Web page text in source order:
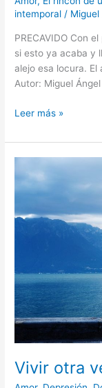
intemporal / Miguel
PRECAVIDO Con
si esto ya acaba y
alejo esa locura.
Autor: Miguel
Leer más »
Vivir otra
otra
vez